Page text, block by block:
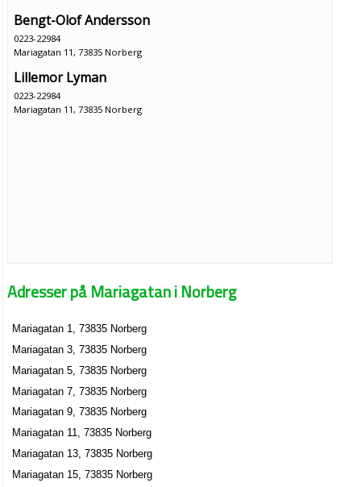
Bengt-Olof Andersson
0223-22984
Mariagatan 11, 73835 Norberg
Lillemor Lyman
0223-22984
Mariagatan 11, 73835 Norberg
Adresser på Mariagatan i Norberg
Mariagatan 1, 73835 Norberg
Mariagatan 3, 73835 Norberg
Mariagatan 5, 73835 Norberg
Mariagatan 7, 73835 Norberg
Mariagatan 9, 73835 Norberg
Mariagatan 11, 73835 Norberg
Mariagatan 13, 73835 Norberg
Mariagatan 15, 73835 Norberg